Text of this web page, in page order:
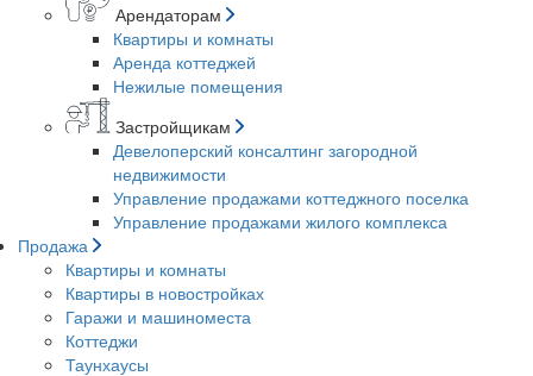
Арендаторам
Квартиры и комнаты
Аренда коттеджей
Нежилые помещения
Застройщикам
Девелоперский консалтинг загородной
недвижимости
Управление продажами коттеджного поселка
Управление продажами жилого комплекса
Продажа
Квартиры и комнаты
Квартиры в новостройках
Гаражи и машиноместа
Коттеджи
Таунхаусы